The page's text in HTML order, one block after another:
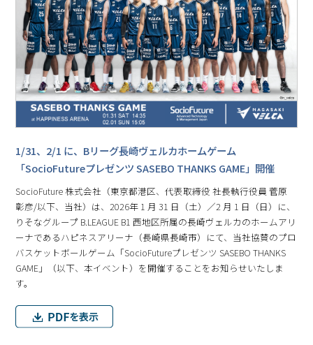
1/31、2/1 に、Bリーグ⻑崎ヴェルカホームゲーム
「SocioFutureプレゼンツ SASEBO THANKS GAME」開催
SocioFuture 株式会社（東京都港区、代表取締役 社⻑執⾏役員 菅原
彰彦/以下、当社）は、2026年 1 月 31 日（土）／2 月 1 日（日）に、
りそなグループ B.LEAGUE B1 ⻄地区所属の⻑崎ヴェルカのホームアリ
ーナであるハピネスアリーナ（⻑崎県⻑崎市）にて、当社協賛のプロ
バスケットボールゲーム「SocioFutureプレゼンツ SASEBO THANKS
GAME」（以下、本イベント）を開催することをお知らせいたしま
す。